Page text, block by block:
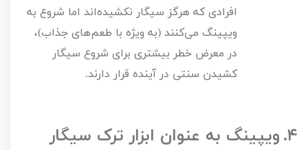
افرادی که هرگز سیگار نکشیده‌اند اما شروع به
ویپینگ می‌کنند (به ویژه با طعم‌های جذاب)،
در معرض خطر بیشتری برای شروع سیگار
کشیدن سنتی در آینده قرار دارند.
۴. ویپینگ به عنوان ابزار ترک سیگار